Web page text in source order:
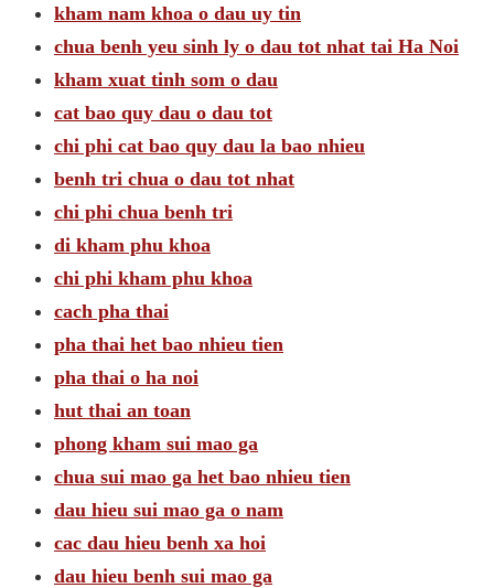
kham nam khoa o dau uy tin
chua benh yeu sinh ly o dau tot nhat tai Ha Noi
kham xuat tinh som o dau
cat bao quy dau o dau tot
chi phi cat bao quy dau la bao nhieu
benh tri chua o dau tot nhat
chi phi chua benh tri
di kham phu khoa
chi phi kham phu khoa
cach pha thai
pha thai het bao nhieu tien
pha thai o ha noi
hut thai an toan
phong kham sui mao ga
chua sui mao ga het bao nhieu tien
dau hieu sui mao ga o nam
cac dau hieu benh xa hoi
dau hieu benh sui mao ga